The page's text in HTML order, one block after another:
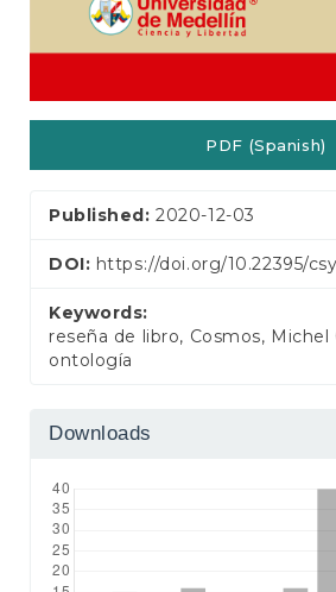
PDF (Spanish)
Published:2020-12-03
DOI: https://doi.org/10.22395/
Keywords:
reseña de libro, Cosmos, Michel
ontología
Downloads